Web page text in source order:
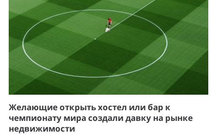
Желающие открыть хостел или бар к
чемпионату мира создали давку на рынке
недвижимости